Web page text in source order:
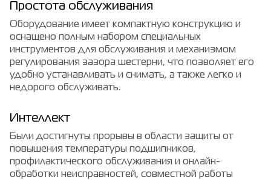
Простота обслуживания
Оборудование имеет компактную конструкцию и
оснащено полным набором специальных
инструментов для обслуживания и механизмом
регулирования зазора шестерни, что позволяет его
удобно устанавливать и снимать, а также легко и
недорого обслуживать.
Интеллект
Были достигнуты прорывы в области защиты от
повышения температуры подшипников,
профилактического обслуживания и онлайн-
обработки неисправностей, совместной работы